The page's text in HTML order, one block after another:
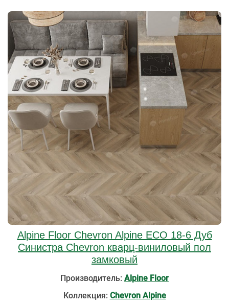
Alpine Floor Chevron Alpine ECO 18-6 Дуб
Синистра Chevron кварц-виниловый пол
замковый
Производитель: Alpine Floor
Коллекция: Chevron Alpine